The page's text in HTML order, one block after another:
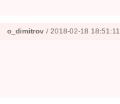
o_dimitrov / 2018-02-18 18:51:11